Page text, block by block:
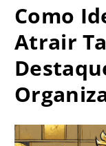
Como
Atrair